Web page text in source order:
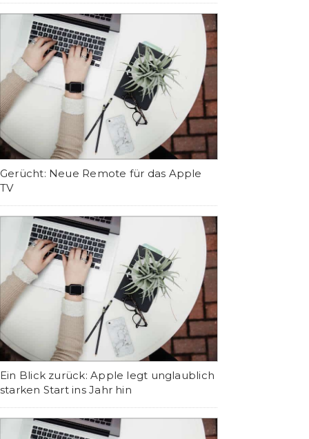
Gerücht: Neue Remote für das Apple
TV
Ein Blick zurück: Apple legt unglaublich
starken Start ins Jahr hin